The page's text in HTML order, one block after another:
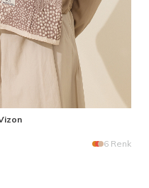
6 Renk